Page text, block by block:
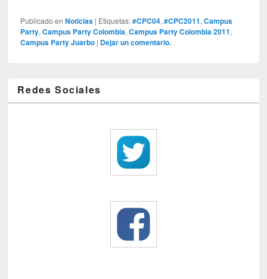
Publicado en Noticias | Etiquetas: #CPC04,#CPC2011,Campus
Party,Campus Party Colombia,Campus Party Colombia 2011,
Campus Party Juarbo | Dejar un comentario.
Redes Sociales